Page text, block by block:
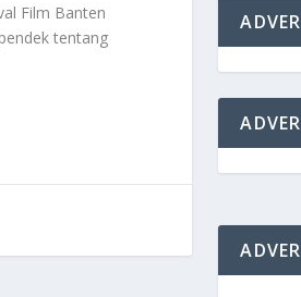
Film Banten
tentang